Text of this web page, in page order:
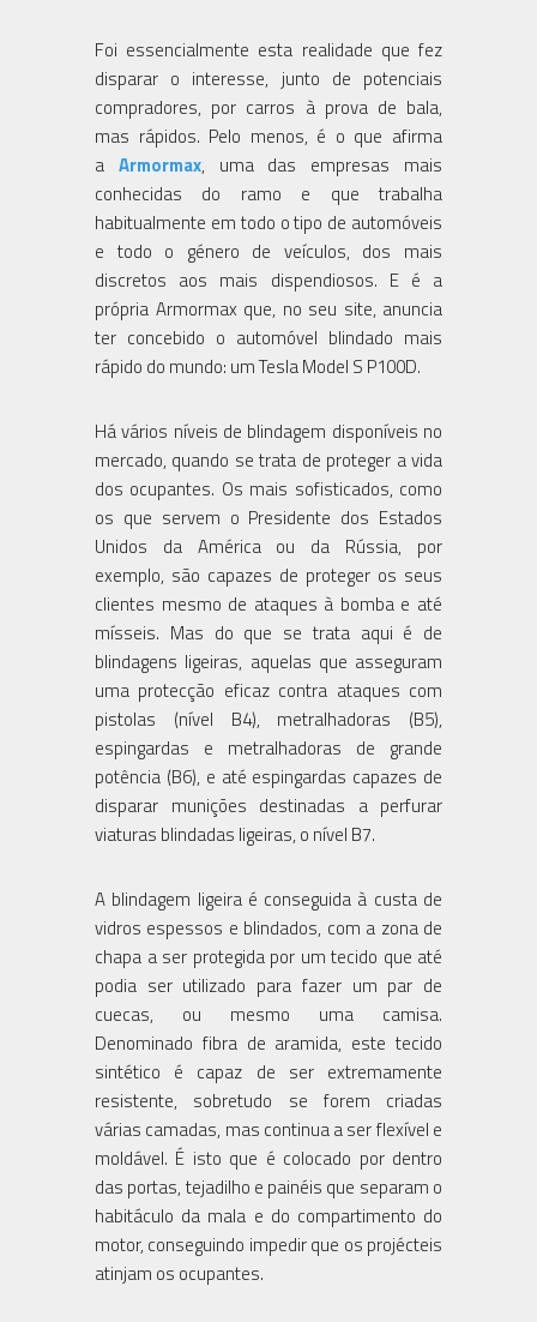
Foi essencialmente esta realidade que fez
disparar o interesse, junto de potenciais
compradores, por carros à prova de bala,
mas rápidos. Pelo menos, é o que afirma
a Armormax, uma das empresas mais
conhecidas do ramo e que trabalha
habitualmente em todo o tipo de automóveis
e todo o género de veículos, dos mais
discretos aos mais dispendiosos. E é a
própria Armormax que, no seu site, anuncia
ter concebido o automóvel blindado mais
rápido do mundo: um Tesla Model S P100D.
Há vários níveis de blindagem disponíveis no
mercado, quando se trata de proteger a vida
dos ocupantes. Os mais sofisticados, como
os que servem o Presidente dos Estados
Unidos da América ou da Rússia, por
exemplo, são capazes de proteger os seus
clientes mesmo de ataques à bomba e até
mísseis. Mas do que se trata aqui é de
blindagens ligeiras, aquelas que asseguram
uma protecção eficaz contra ataques com
pistolas (nível B4), metralhadoras (B5),
espingardas e metralhadoras de grande
potência (B6), e até espingardas capazes de
disparar munições destinadas a perfurar
viaturas blindadas ligeiras, o nível B7.
A blindagem ligeira é conseguida à custa de
vidros espessos e blindados, com a zona de
chapa a ser protegida por um tecido que até
podia ser utilizado para fazer um par de
cuecas, ou mesmo uma camisa.
Denominado fibra de aramida, este tecido
sintético é capaz de ser extremamente
resistente, sobretudo se forem criadas
várias camadas, mas continua a ser flexível e
moldável. É isto que é colocado por dentro
das portas, tejadilho e painéis que separam o
habitáculo da mala e do compartimento do
motor, conseguindo impedir que os projécteis
atinjam os ocupantes.